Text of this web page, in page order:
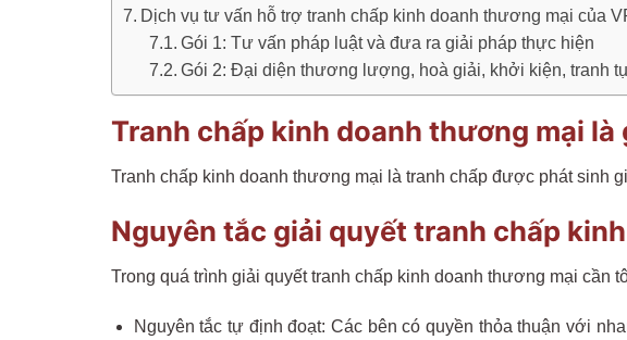
Dịch vụ tư vấn hỗ trợ tranh chấp kinh doanh thương mại của
Gói 1: Tư vấn pháp luật và đưa ra giải pháp thực hiện
Gói 2: Đại diện thương lượng, hoà giải, khởi kiện, tranh
Tranh chấp kinh doanh thương mại là
Tranh chấp kinh doanh thương mại là tranh chấp được phát sinh
Nguyên tắc giải quyết tranh chấp
Trong quá trình giải quyết tranh chấp kinh doanh thương mại cần
Nguyên tắc tự định đoạt: Các bên có quyền thỏa thuận với